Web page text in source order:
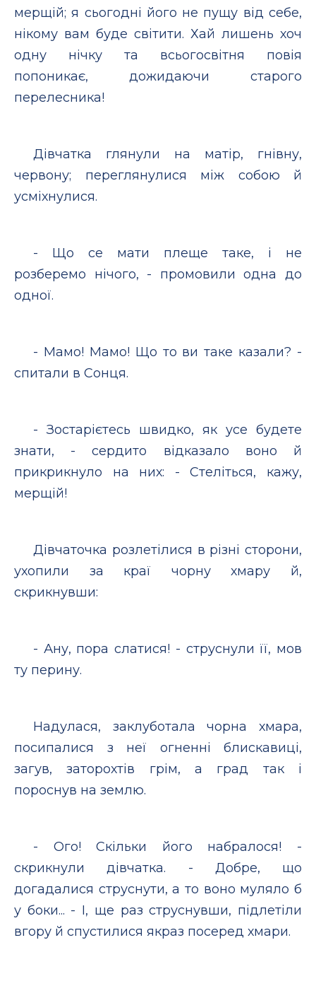
мерщій; я сьогодні його не пущу від себе,
нікому вам буде світити. Хай лишень хоч
одну нічку та всьогосвітня повія
попоникає, дожидаючи старого
перелесника!
Дівчатка глянули на матір, гнівну,
червону; переглянулися між собою й
усміхнулися.
- Що се мати плеще таке, і не
розберемо нічого, - промовили одна до
одної.
- Мамо! Мамо! Що то ви таке казали? -
спитали в Сонця.
- Зостарієтесь швидко, як усе будете
знати, - сердито відказало воно й
прикрикнуло на них: - Стеліться, кажу,
мерщій!
Дівчаточка розлетілися в різні сторони,
ухопили за краї чорну хмару й,
скрикнувши:
- Ану, пора слатися! - струснули її, мов
ту перину.
Надулася, заклуботала чорна хмара,
посипалися з неї огненні блискавиці,
загув, заторохтів грім, а град так і
пороснув на землю.
- Ого! Скільки його набралося! -
скрикнули дівчатка. - Добре, що
догадалися струснути, а то воно муляло б
у боки... - І, ще раз струснувши, підлетіли
вгору й спустилися якраз посеред хмари.